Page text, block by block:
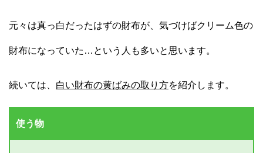
元々は真っ白だったはずの財布が、気づけばクリーム色の
財布になっていた…という人も多いと思います。
続いては、 白い財布の黄ばみの取り方を紹介します。
使う物